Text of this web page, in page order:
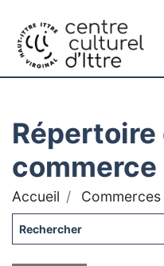
Répertoire
commerce
Accueil Commerces